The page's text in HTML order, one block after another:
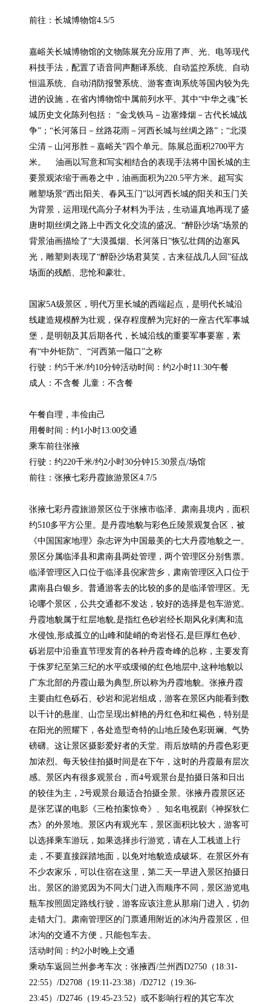
前往：长城博物馆4.5/5
嘉峪关长城博物馆的文物陈展充分应用了声、光、电等现代
科技手法，配置了语音同声翻译系统、自动监控系统、自动
恒温系统、自动消防报警系统、游客查询系统等国内较为先
进的设施，在省内博物馆中属前列水平。其中“中华之魂”长
城历史文化陈列包括： “金戈铁马－边塞烽烟－古代长城战
争”；“长河落日－丝路花雨－河西长城与丝绸之路”；“北漠
尘清－山河形胜－嘉峪关”四个单元。陈展总面积2700平方
米。    油画以写意和写实相结合的表现手法将中国长城的主
要景观浓缩于画卷之中，油画面积为220.5平方米。超写实
雕塑场景“西出阳关、春风玉门”以河西长城的阳关和玉门关
为背景，运用现代高分子材料为手法，生动逼真地再现了盛
唐时期丝绸之路上中西文化交流的盛况。“醉卧沙场”场景的
背景油画描绘了“大漠孤烟、长河落日”恢弘壮阔的边塞风
光，雕塑则表现了“醉卧沙场君莫笑，古来征战几人回”征战
场面的残酷、悲怆和豪壮。
国家5A级景区，明代万里长城的西端起点，是明代长城沿
线建造规模醉为壮观，保存程度醉为完好的一座古代军事城
堡，是明朝及其后期各代，长城沿线的重要军事要塞，素
有“中外钜防”、“河西第一隘口”之称
行驶：约5千米/约10分钟活动时间：约2小时11:30午餐
成人：不含餐 儿童：不含餐
午餐自理，丰俭由己
用餐时间：约1小时13:00交通
乘车前往张掖
行驶：约220千米/约2小时30分钟15:30景点/场馆
前往：张掖七彩丹霞旅游景区4.7/5
张掖七彩丹霞旅游景区位于张掖市临泽、肃南县境内，面积
约510多平方公里。是丹霞地貌与彩色丘陵景观复合区，被
《中国国家地理》杂志评为中国最美的七大丹霞地貌之一。
景区分属临泽县和肃南县两处管理，两个管理区分别售票。
临泽管理区入口位于临泽县倪家营乡，肃南管理区入口位于
肃南县白银乡。普通游客去的比较的多的是临泽管理区。无
论哪个景区，公共交通都不发达，较好的选择是包车游览。
丹霞地貌属于红层地貌,是指红色砂岩经长期风化剥离和流
水侵蚀,形成孤立的山峰和陡峭的奇岩怪石,是巨厚红色砂、
砾岩层中沿垂直节理发育的各种丹霞奇峰的总称，主要发育
于侏罗纪至第三纪的水平或缓倾的红色地层中,这种地貌以
广东北部的丹霞山最为典型,所以称为丹霞地貌。张掖丹霞
主要由红色砾石、砂岩和泥岩组成，游客在景区内能看到数
以千计的悬崖、山峦呈现出鲜艳的丹红色和红褐色，特别是
在阳光的照耀下，各处造型奇特的山地丘陵色彩斑斓、气势
磅礴。这让景区摄影爱好者的天堂。雨后放晴的丹霞色彩更
加浓烈。每天较佳拍摄时间是在下午，这时的丹霞最有层次
感。景区内有很多观景台，而4号观景台是拍摄日落和日出
的较佳为主，2号观景台最适合拍摄全景。张掖丹霞景区还
是张艺谋的电影《三枪拍案惊奇》、知名电视剧《神探狄仁
杰》的外景地。景区内有观光车，景区面积比较大，游客可
以选择乘车游玩，如果选择步行游览，请在人工栈道上行
走，不要直接踩踏地面，以免对地貌造成破坏。在景区外有
不少农家乐，可以住宿在这里，第二天一早进入景区拍摄日
出。景区的游览因为不同大门进入而顺序不同，景区游览电
瓶车按照固定路线行驶，游客应该注意从那扇门进入，切勿
走错大门。肃南管理区的门票通用附近的冰沟丹霞景区，但
冰沟的交通不方便，只能包车去。
活动时间：约2小时晚上交通
乘动车返回兰州参考车次：张掖西/兰州西D2750（18:31-
22:55）/D2708（19:11-23:38）/D2712（19:36-
23:45）/D2746（19:45-23:52）或不影响行程的其它车次